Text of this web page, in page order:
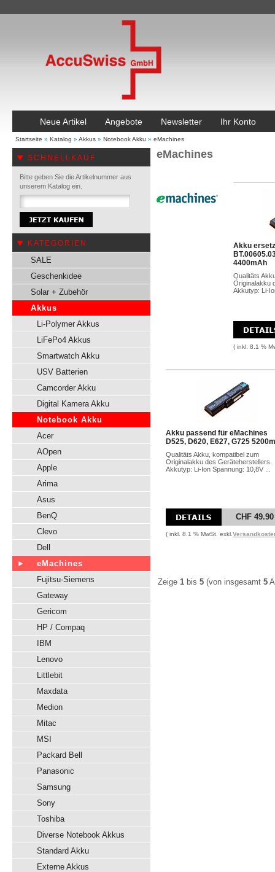
Neue Artikel Angebote Newsletter Ihr Konto
Startseite » Katalog » Akkus » Notebook Akku » eMachines
SCHNELLKAUF
Bitte geben Sie die Artikelnummer aus
unserem Katalog ein.
KATEGORIEN
SALE
Geschenkidee
Solar + Zubehör
Akkus
Li-Polymer Akkus
LiFePo4 Akkus
Smartwatch Akku
USV Batterien
Camcorder Akku
Digital Kamera Akku
Notebook Akku
Acer
AOpen
Apple
Arima
Asus
BenQ
Clevo
Dell
eMachines
Fujitsu-Siemens
Gateway
Gericom
HP / Compaq
IBM
Lenovo
Littlebit
Maxdata
Medion
Mitac
MSI
Packard Bell
Panasonic
Samsung
Sony
Toshiba
Diverse Notebook Akkus
Standard Akku
Externe Akkus
eMachines
Akku
4400mAh
Qualitäts
Originalakku
Akkutyp: Li-
( inkl. 8.1 %
Akku passend für eMachines
D525, D620, E627, G725
Qualitäts Akku, kompatibel zum
Originalakku des Geräteherstellers.
Akkutyp: Li-Ion Spannung: 10,8V ...
CHF 49.90
( inkl. 8.1 % MwSt. exkl.
Zeige 1 bis 5 (von insgesamt 5